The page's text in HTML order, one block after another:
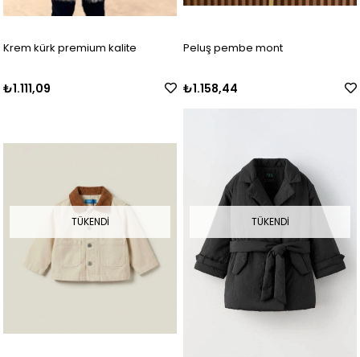
Krem kürk premium kalite
₺1.111,09
Peluş pembe mont
₺1.158,44
TÜKENDI TÜKENDI